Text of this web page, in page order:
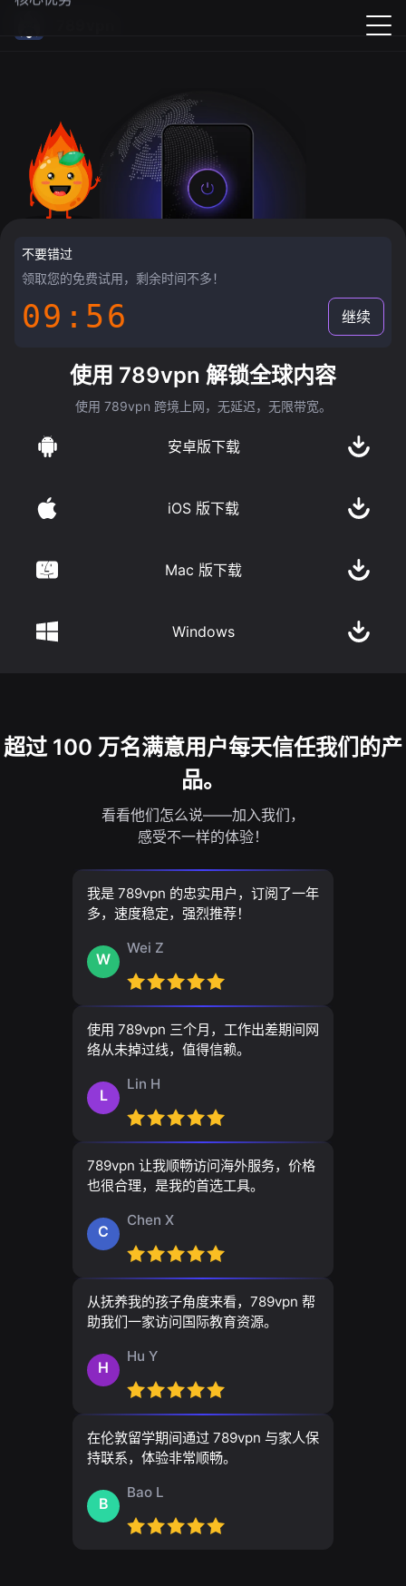
不要错过
领取您的免费试用，剩余时间不多！
09:55 继续
使用 789vpn 解锁全球内容
使用 789vpn 跨境上网，无延迟，无限带宽。
安卓版下载
iOS 版下载
Mac 版下载
Windows
超过 100 万名满意用户每天信任我们的产
品。
看看他们怎么说——加入我们，
感受不一样的体验！
我是 789vpn 的忠实用户，订阅了一年
多，速度稳定，强烈推荐！
W
Wei Z
使用 789vpn 三个月，工作出差期间网
络从未掉过线，值得信赖。
L
Lin H
789vpn 让我顺畅访问海外服务，价格
也很合理，是我的首选工具。
C
Chen X
从抚养我的孩子角度来看，789vpn 帮
助我们一家访问国际教育资源。
H
Hu Y
在伦敦留学期间通过 789vpn 与家人保
持联系，体验非常顺畅。
B
Bao L